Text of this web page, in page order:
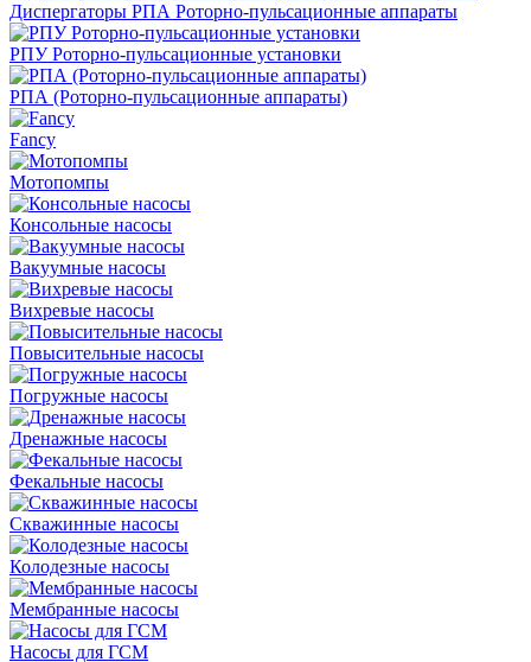
Диспергаторы РПА Роторно-пульсационные аппараты
РПУ Роторно-пульсационные установки
РПА (Роторно-пульсационные аппараты)
Fancy
Мотопомпы
Консольные насосы
Вакуумные насосы
Вихревые насосы
Повысительные насосы
Погружные насосы
Дренажные насосы
Фекальные насосы
Скважинные насосы
Колодезные насосы
Мембранные насосы
Насосы для ГСМ